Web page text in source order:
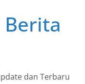
Berita
dan Terbaru